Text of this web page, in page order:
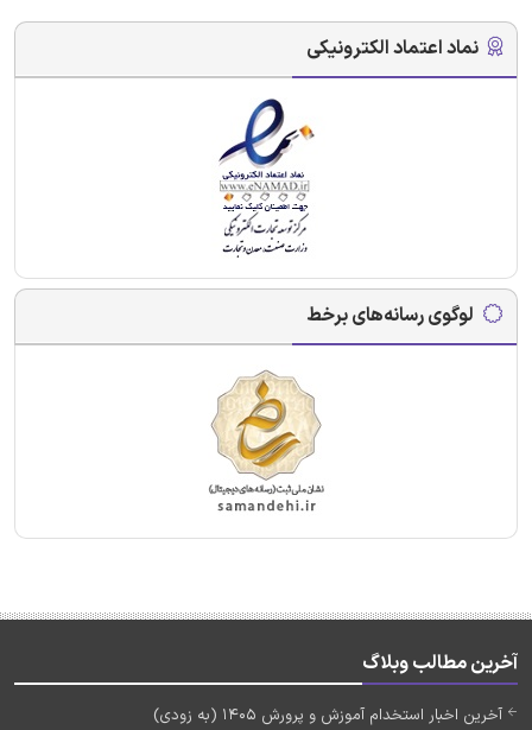
نماد اعتماد الکترونیکی
لوگوی رسانه‌های برخط
آخرین مطالب وبلاگ
آخرین اخبار استخدام آموزش و پرورش 1405 (به زودی)